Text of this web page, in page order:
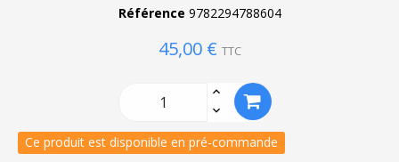
Référence 9782294788604
45,00 € TTC
Ce produit est disponible en pré-commande